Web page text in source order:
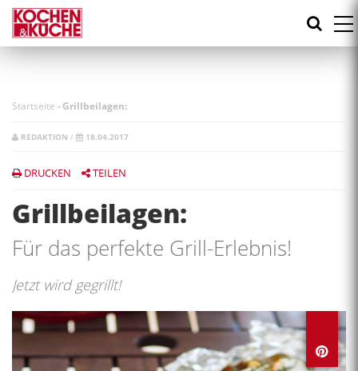
Direkt
zum
Inhalt
Startseite -Grillbeilagen:
REDAKTION / 18.04.2017
DRUCKEN TEILEN
Grillbeilagen:
Für das perfekte Grill-Erlebnis!
Jetzt wird gegrillt!